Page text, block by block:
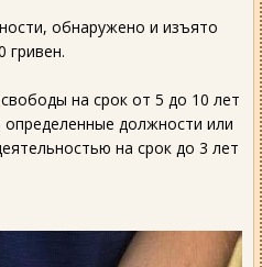
обнаружено и изъято
гривен.
на срок от 5 до 10 лет
должности или
на срок до 3 лет